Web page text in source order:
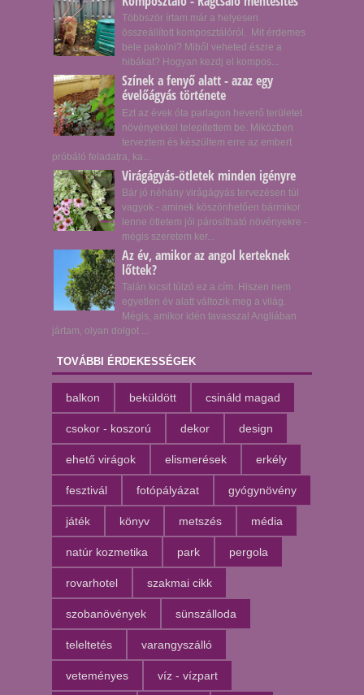
Többször írtam már a helyesen
összeállított komposztálóról. Mit érdemes
bele pakolni? Miből veheted észre a
hibákat? Hogyan kezdj el kompos...
Színek a fenyő alatt - azaz egy
évelőágyás története
Ezt az évek óta parlagon heverő területet
növényekkel telepítettem be. Miközben
terveztem és készültem erre az embert
próbáló feladatra, ka...
Virágágyás-ötletek minden igényre
Bár jó néhány virágágyás tervezésen túl
vagyok - aminek köszönhetően bármikor
lenne ötletem jól párosítható növényekre -
mégis szeretem ker...
Az év, amikor az angol kerteknek
lőttek?
Talán kicsit túlzó ez a cím. Hiszen nem
egyetlen év alatt változik meg a világ.
Mégis, amikor idén tavasszal Angliában
jártam, olyan dolgot ...
TOVÁBBI ÉRDEKESSÉGEK
balkon beküldött csináld magad
csokor - koszorú dekor design
ehető virágok elismerések erkély
fesztivál fotópályázat gyógynövény
játék könyv metszés média
natúr kozmetika park pergola
rovarhotel szakmai cikk
szobanövények sünszálloda
teleltetés varangyszálló
veteményes víz - vízpart